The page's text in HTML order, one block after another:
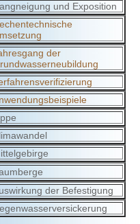
und Exposition
der
der Befestigung